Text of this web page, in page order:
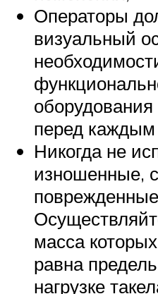
Операторы
визуальный
оборудования
перед
Никогда не
изношенные,
масса
равна
нагрузке